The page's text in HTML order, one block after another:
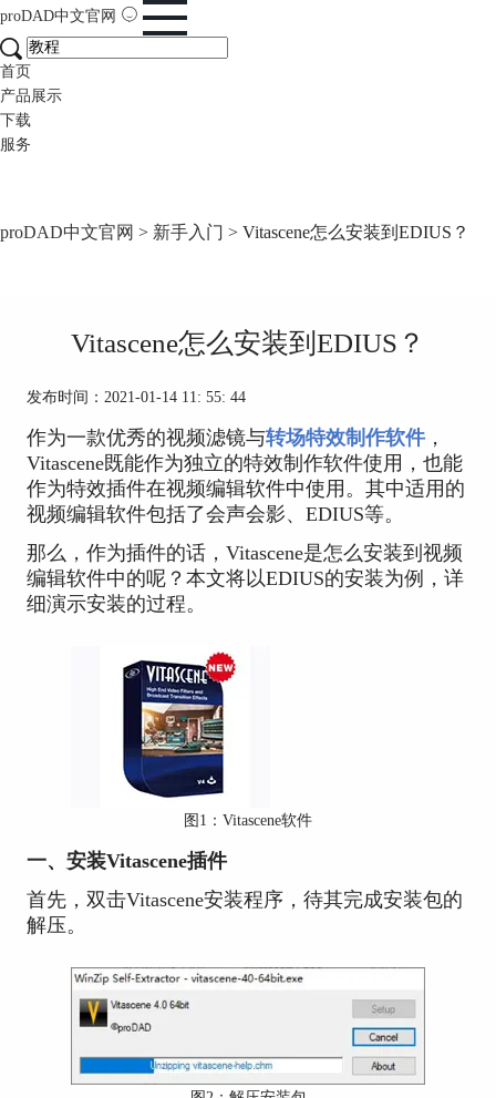
proDAD中文官网
首页
产品展示
下载
服务
proDAD中文官网 > 新手入门 > Vitascene怎么安装到EDIUS？
Vitascene怎么安装到EDIUS？
发布时间：2021-01-14 11: 55: 44
作为一款优秀的视频滤镜与转场特效制作软件，
Vitascene既能作为独立的特效制作软件使用，也能
作为特效插件在视频编辑软件中使用。其中适用的
视频编辑软件包括了会声会影、EDIUS等。
那么，作为插件的话，Vitascene是怎么安装到视频
编辑软件中的呢？本文将以EDIUS的安装为例，详
细演示安装的过程。
图1：Vitascene软件
一、安装Vitascene插件
首先，双击Vitascene安装程序，待其完成安装包的
解压。